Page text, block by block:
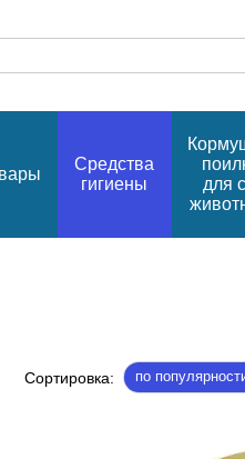
Средства
гигиены
для
Сортировка: по